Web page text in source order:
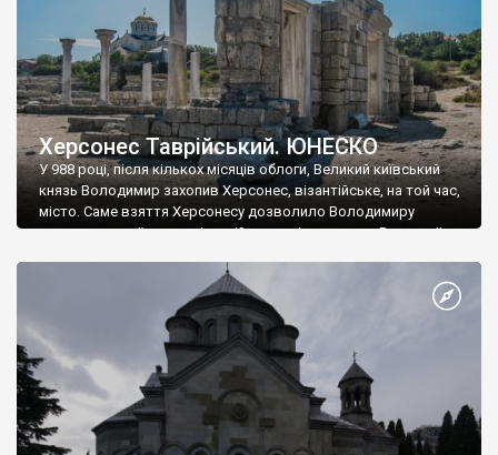
Херсонес Таврійський. ЮНЕСКО
У 988 році, після кількох місяців облоги, Великий київський
князь Володимир захопив Херсонес, візантійське, на той час,
місто. Саме взяття Херсонесу дозволило Володимиру
диктувати свої умови візантійському імператору Василю ІІ, та
Херсонесі Володимир-язичник, став Василем-християнином.
А потім було Хрещення Русі. На честь Херсонесу Таврійського